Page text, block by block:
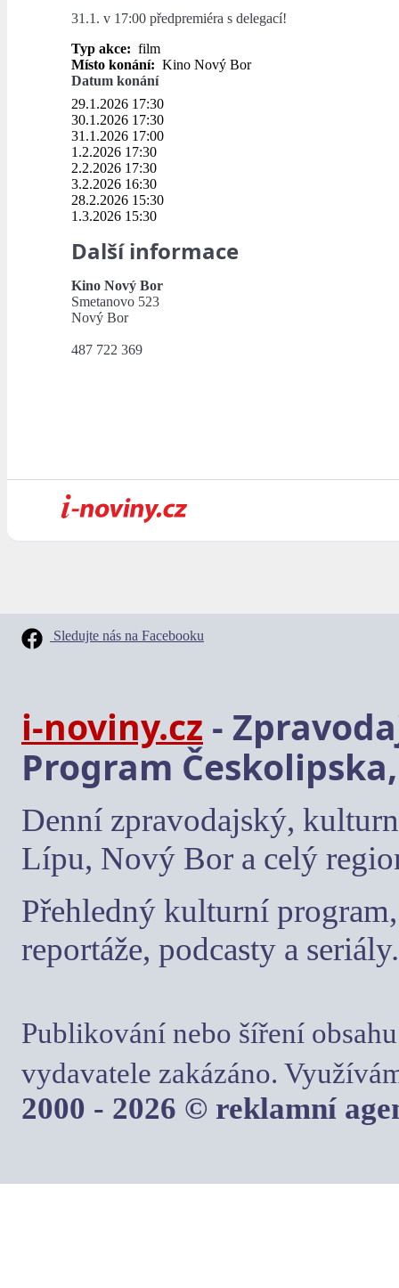
31.1. v 17:00 předpremiéra s delegací!
Typ akce: film
Místo konání: Kino Nový Bor
Datum konání
29.1.2026 17:30
30.1.2026 17:30
31.1.2026 17:00
1.2.2026 17:30
2.2.2026 17:30
3.2.2026 16:30
28.2.2026 15:30
1.3.2026 15:30
Další informace
Kino Nový Bor
Smetanovo 523
Nový Bor
487 722 369
Sledujte nás na Facebooku
i-noviny.cz -
Program
Denní zpravodajský,
Lípu, Nový Bor a celý
Přehledný kulturní
reportáže, podcasty a seriály.
Publikování nebo šíření
vydavatele zakázáno.
2000 - 2026 © reklamní